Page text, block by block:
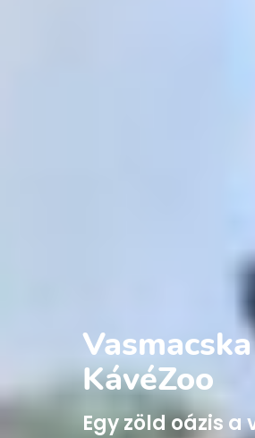
Vasmacska
KávéZoo
Egy zöld oázis a